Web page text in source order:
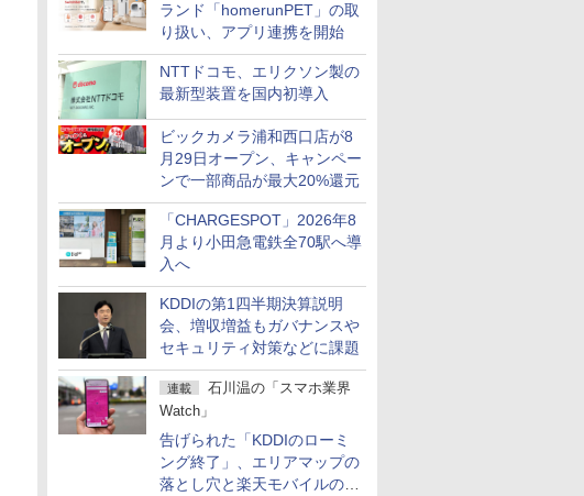
ランド「homerunPET」の取
り扱い、アプリ連携を開始
NTTドコモ、エリクソン製の
最新型装置を国内初導入
ビックカメラ浦和西口店が8
月29日オープン、キャンペー
ンで一部商品が最大20%還元
「CHARGESPOT」2026年8
月より小田急電鉄全70駅へ導
入へ
KDDIの第1四半期決算説明
会、増収増益もガバナンスや
セキュリティ対策などに課題
連載
石川温の「スマホ業界
Watch」
告げられた「KDDIのローミ
ング終了」、エリアマップの
落とし穴と楽天モバイルの課